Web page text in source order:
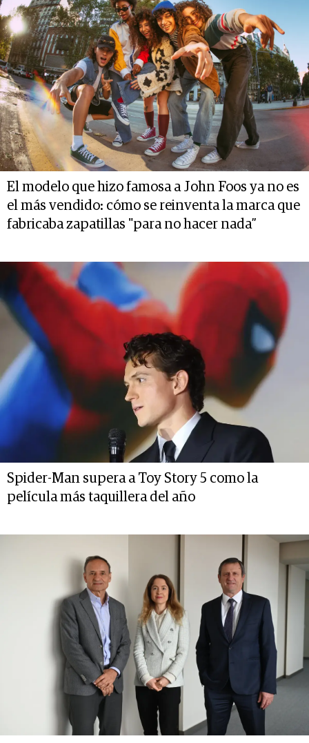
El modelo que hizo famosa a John Foos ya no es
el más vendido: cómo se reinventa la marca que
fabricaba zapatillas "para no hacer nada”
Spider-Man supera a Toy Story 5 como la
película más taquillera del año